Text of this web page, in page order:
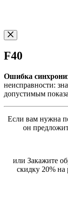
F40
Ошибка
неисправности:
допустимым
Если вам нужна
он
или Закажите
скидку 20%